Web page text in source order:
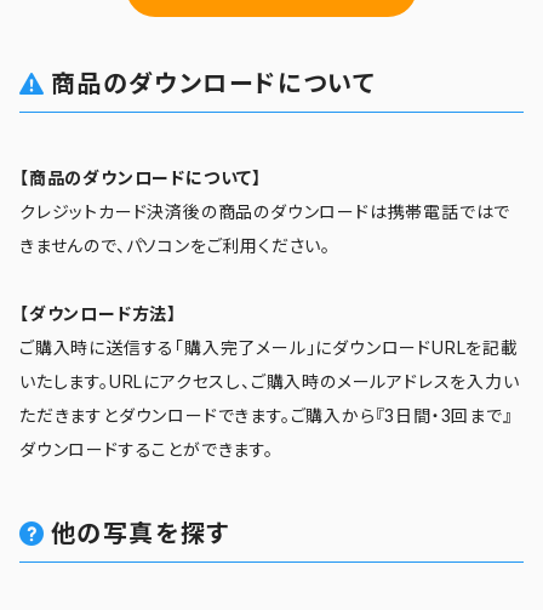
商品のダウンロードについて
【商品のダウンロードについて】
クレジットカード決済後の商品のダウンロードは携帯電話ではで
きませんので、パソコンをご利用ください。
【ダウンロード方法】
ご購入時に送信する「購入完了メール」にダウンロードURLを記載
いたします。URLにアクセスし、ご購入時のメールアドレスを入力い
ただきますとダウンロードできます。ご購入から『3日間・3回まで』
ダウンロードすることができます。
他の写真を探す